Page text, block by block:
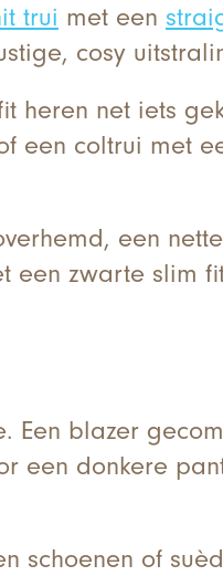
trui met een
cosy
heren net iets
een coltrui met
een
een zwarte slim
Een blazer
een donkere
schoenen of